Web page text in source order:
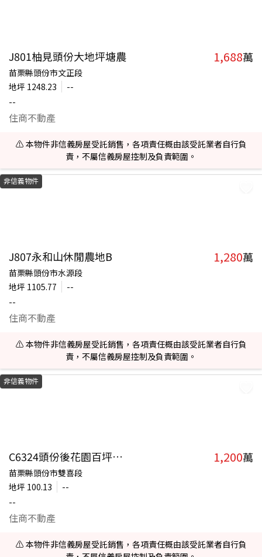
J801柚見頭份大地坪塘農 1,688萬
苗栗縣頭份市文正段
地坪 1248.23
--
--
住商不動產
⚠️ 本物件非信義房屋受託銷售，各項責任概由該受託業者自行負
責，不屬信義房屋控制及負責範圍。
非信義物件
J807永和山休閒農地B 1,280萬
苗栗縣頭份市水源段
地坪 1105.77
--
--
住商不動產
⚠️ 本物件非信義房屋受託銷售，各項責任概由該受託業者自行負
責，不屬信義房屋控制及負責範圍。
非信義物件
C6324頭份後花園百坪丙建 1,200萬
苗栗縣頭份市雙喜段
地坪 100.13
--
--
住商不動產
⚠️ 本物件非信義房屋受託銷售，各項責任概由該受託業者自行負